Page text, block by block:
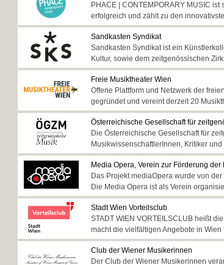
PHACE | CONTEMPORARY MUSIC
erfolgreich und zählt zu den
Sandkasten Syndikat
Sandkasten Syndikat ist ein
Kultur, sowie dem zeitgenössischen
Freie Musiktheater Wien
Offene Plattform und Netzwerk der
gegründet und vereint derzeit 20
Österreichische Gesellschaft für
Die Österreichische Gesellschaft für
MusikwissenschaftlerInnen, Kritiker
Media Opera, Verein zur Förderung
Das Projekt mediaOpera wurde von
Die Media Opera ist als Verein
Stadt Wien Vorteilsclub
STADT WIEN VORTEILSCLUB heißt
macht die vielfältigen Angebote in
Club der Wiener Musikerinnen
Der Club der Wiener Musikerinnen